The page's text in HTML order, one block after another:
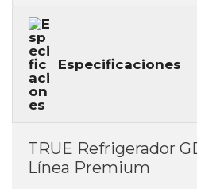
Especificaciones
TRUE Refrigerador
Línea Premium